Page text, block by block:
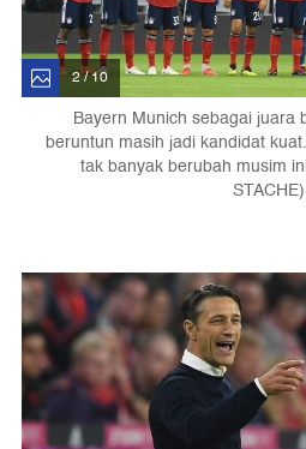
2 / 10
Bayern Munich sebagai juara
beruntun masih jadi kandidat
tak banyak berubah musim
STACHE)